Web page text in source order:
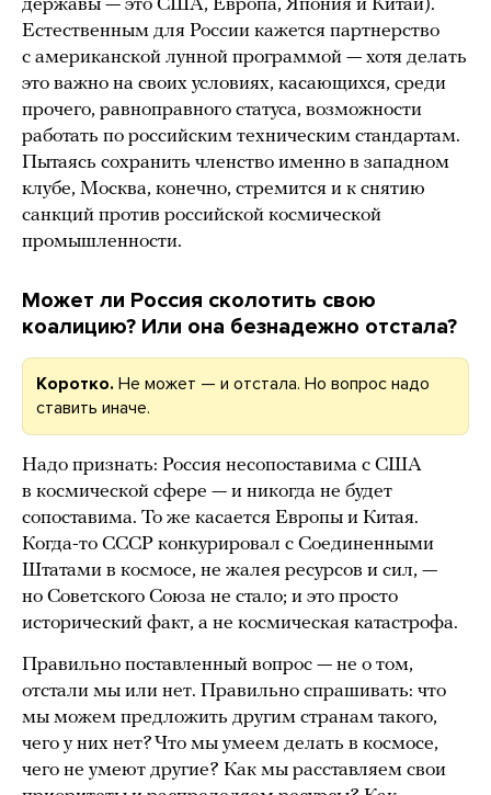
державы — это США, Европа, Япония и Китай).
Естественным для России кажется партнерство
с американской лунной программой — хотя делать
это важно на своих условиях, касающихся, среди
прочего, равноправного статуса, возможности
работать по российским техническим стандартам.
Пытаясь сохранить членство именно в западном
клубе, Москва, конечно, стремится и к снятию
санкций против российской космической
промышленности.
Может ли Россия сколотить свою
коалицию? Или она безнадежно отстала?
Коротко. Не может — и отстала. Но вопрос надо
ставить иначе.
Надо признать: Россия несопоставима с США
в космической сфере — и никогда не будет
сопоставима. То же касается Европы и Китая.
Когда-то СССР конкурировал с Соединенными
Штатами в космосе, не жалея ресурсов и сил, —
но Советского Союза не стало; и это просто
исторический факт, а не космическая катастрофа.
Правильно поставленный вопрос — не о том,
отстали мы или нет. Правильно спрашивать: что
мы можем предложить другим странам такого,
чего у них нет? Что мы умеем делать в космосе,
чего не умеют другие? Как мы расставляем свои